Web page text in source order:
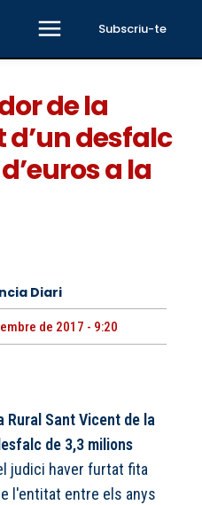
Subscriu-te
de la
desfalc
a la
Diari
de 2017 - 9:20
Rural Sant Vicent de la
de 3,3 milions
judici haver furtat fita
l'entitat entre els anys